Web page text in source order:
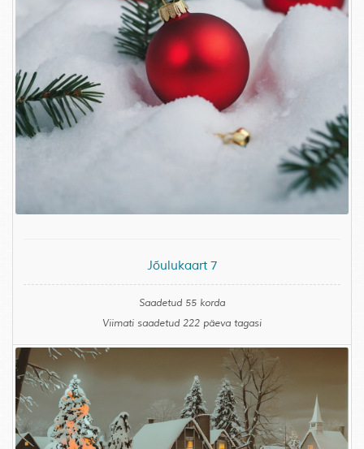
Jõulukaart 7
Saadetud 55 korda
Viimati saadetud 222 päeva tagasi